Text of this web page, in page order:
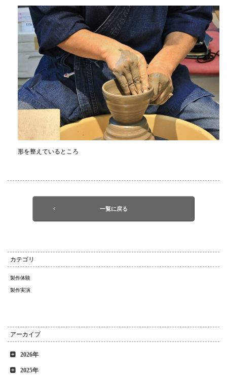
形を整えているところ
一覧に戻る
カテゴリ
製作体験
製作実演
アーカイブ
2026年
2025年